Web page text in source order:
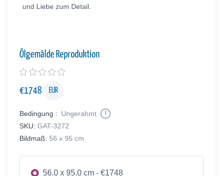
und Liebe zum Detail.
Ölgemälde Reproduktion
€1748 EUR
Bedingung :
Ungerahmt
SKU: GAT-3272
Bildmaß: 56 x 95 cm
56.0 x 95.0 cm - €1748